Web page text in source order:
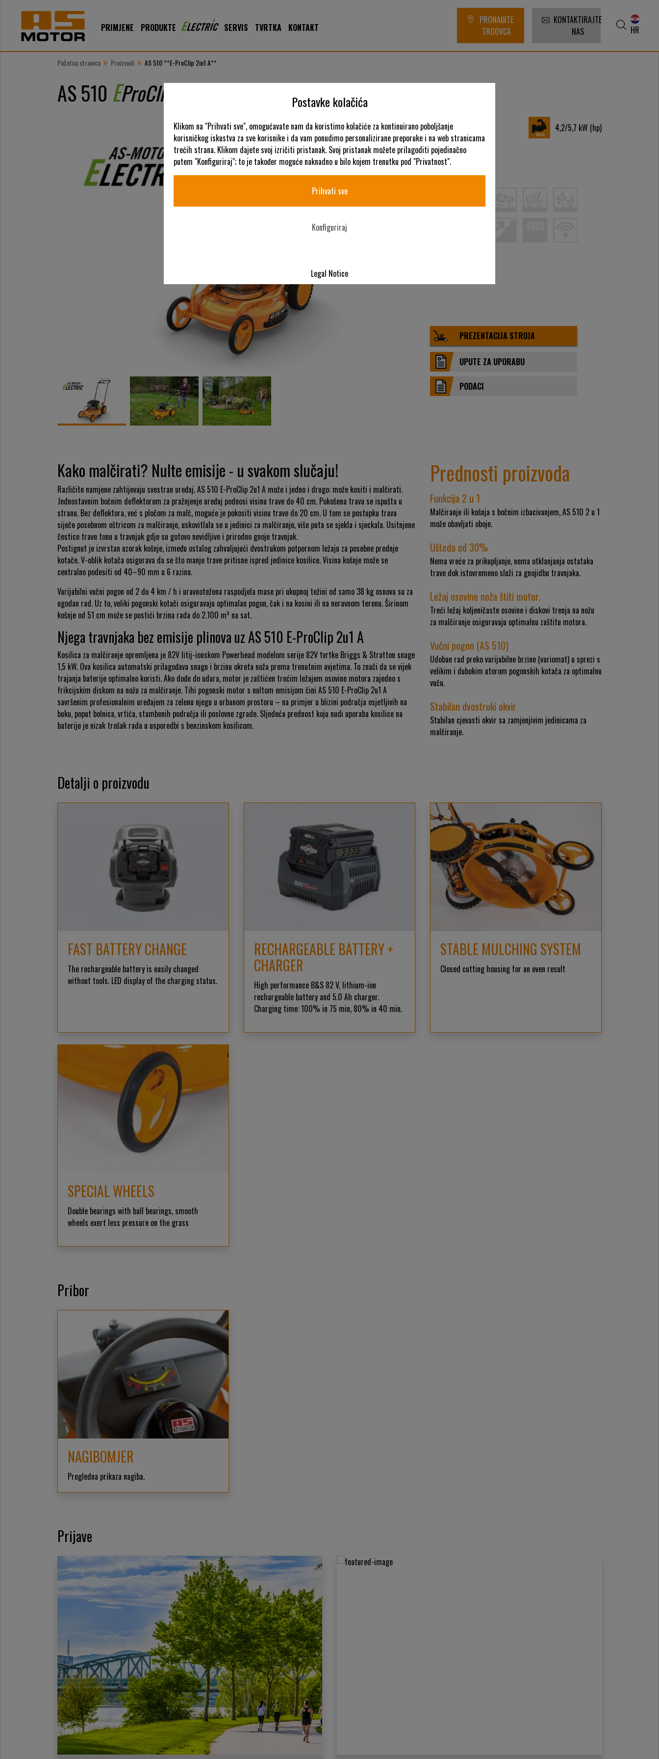
PRIMJENE PRODUKTE SERVIS TVRTKA KONTAKT
PRONAĐITE
TRGOVCA
KONTAKTIRAJTE
NAS
HR
Početna stranica » Proizvodi » AS 510 **E-ProClip 2in1 A**
AS 510 EProClip 2in1 A
4,2/5,7 kW (hp)
Kategorije
PREZENTACIJA STROJA
UPUTE ZA UPORABU
PODACI
Kako malčirati? Nulte emisije - u svakom slučaju!
Različite namjene zahtijevaju svestran uređaj. AS 510 E-ProClip 2u1 A može i jedno i drugo: može kositi i malčirati.
Jednostavnim bočnim deflektorom za pražnjenje uređaj podnosi visinu trave do 40 cm. Pokošena trava se ispušta u
stranu. Bez deflektora, već s pločom za malč, moguće je pokositi visinu trave do 20 cm. U tom se postupku trava
siječe posebnom oštricom za malčiranje, uskovitlala se u jedinici za malčiranje, više puta se sjekla i sjeckala. Usitnjene
čestice trave tonu u travnjak gdje su gotovo nevidljive i prirodno gnoje travnjak.
Postignut je izvrstan uzorak košnje, između ostalog zahvaljujući dvostrukom potpornom ležaju za posebne prednje
kotače. V-oblik kotača osigurava da se što manje trave pritisne ispred jedinice kosilice. Visina košnje može se
centralno podesiti od 40–90 mm u 6 razina.
Varijabilni vučni pogon od 2 do 4 km / h i uravnotežena raspodjela mase pri ukupnoj težini od samo 38 kg osnova su za
ugodan rad. Uz to, veliki pogonski kotači osiguravaju optimalan pogon, čak i na kosini ili na neravnom terenu. Širinom
košnje od 51 cm može se postići brzina rada do 2.100 m² na sat.
Njega travnjaka bez emisije plinova uz AS 510 E-ProClip 2u1 A
Kosilica za malčiranje opremljena je 82V litij-ionskom Powerhead modelom serije 82V tvrtke Briggs & Stratton snage
1,5 kW. Ova kosilica automatski prilagođava snagu i brzinu okreta noža prema trenutnim uvjetima. To znači da se vijek
trajanja baterije optimalno koristi. Ako dođe do udara, motor je zaštićen trećim ležajem osovine motora zajedno s
frikcijskim diskom na nožu za malčiranje. Tihi pogonski motor s nultom emisijom čini AS 510 E-ProClip 2u1 A
savršenim profesionalnim uređajem za zelenu njegu u urbanom prostoru – na primjer u blizini područja osjetljivih na
buku, poput bolnica, vrtića, stambenih područja ili poslovne zgrade. Sljedeća prednost koju nudi uporaba kosilice na
baterije je nizak trošak rada u usporedbi s benzinskom kosilicom.
Prednosti proizvoda
Funkcija 2 u 1
Malčiranje ili košnja s bočnim izbacivanjem, AS 510 2 u 1
može obavljati oboje.
Ušteda od 30%
Nema vreće za prikupljanje, nema otklanjanja ostataka
trave dok istovremeno služi za gnojidbu travnjaka.
Ležaj osovine noža štiti motor.
Treći ležaj koljeničaste osovine i diskovi trenja na nožu
za malčiranje osiguravaju optimalnu zaštitu motora.
Vučni pogon (AS 510)
Udoban rad preko varijabilne brzine (variomat) u sprezi s
velikim i dubokim utorom pogonskih kotača za optimalnu
vuču.
Stabilan dvostruki okvir
Stabilan cjevasti okvir sa zamjenjivim jedinicama za
malčiranje.
Detalji o proizvodu
FAST BATTERY CHANGE
The rechargeable battery is easily changed
without tools. LED display of the charging status.
RECHARGEABLE BATTERY +
CHARGER
High performance B&S 82 V, lithium-ion
rechargeable battery and 5.0 Ah charger.
Charging time: 100% in 75 min, 80% in 40 min.
STABLE MULCHING SYSTEM
Closed cutting housing for an even result
SPECIAL WHEELS
Double bearings with ball bearings, smooth
wheels exert less pressure on the grass
Pribor
NAGIBOMJER
Pregledna prikaza nagiba.
Prijave
Postavke kolačića
Klikom na "Prihvati sve", omogućavate nam da koristimo kolačiće za kontinuirano poboljšanje
korisničkog iskustva za sve korisnike i da vam ponudimo personalizirane preporuke i na web stranicama
trećih strana. Klikom dajete svoj izričiti pristanak. Svoj pristanak možete prilagoditi pojedinačno
putem "Konfiguriraj"; to je također moguće naknadno u bilo kojem trenutku pod "Privatnost".
Prihvati sve
Konfiguriraj
Legal Notice